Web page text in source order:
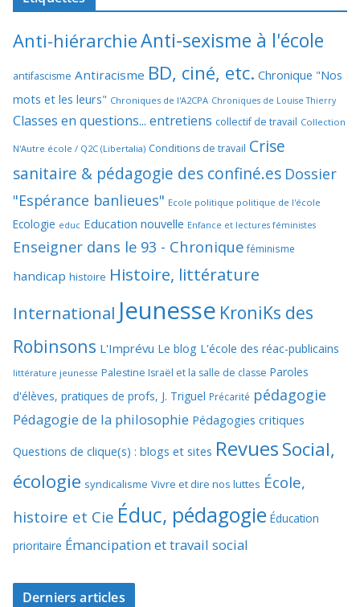
Anti-hiérarchieAnti-sexisme à l'école
antifascisme Antiracisme BD, ciné, etc. Chronique "Nos
mots et les leurs" Chroniques de l'A2CPA Chroniques de Louise Thierry
Classes en questions... entretiens collectif de travail Collection
N'Autre école / Q2C (Libertalia) Conditions de travail Crise
sanitaire & pédagogie des confiné.es Dossier
"Espérance banlieues" Ecole politique politique de l'école
Ecologie educ Education nouvelle Enfance et lectures féministes
Enseigner dans le 93 - Chronique féminisme
handicap histoire Histoire, littérature
International Jeunesse KroniKs des
Robinsons L'Imprévu Le blog L'école des réac-publicains
littérature jeunesse Palestine Israël et la salle de classe Paroles
d'élèves, pratiques de profs, J. Triguel Précarité pédagogie
Pédagogie de la philosophie Pédagogies critiques
Questions de clique(s) : blogs et sites RevuesSocial,
écologie syndicalisme Vivre et dire nos luttes École,
histoire et Cie Éduc, pédagogie Éducation
prioritaire Émancipation et travail social
Derniers articles